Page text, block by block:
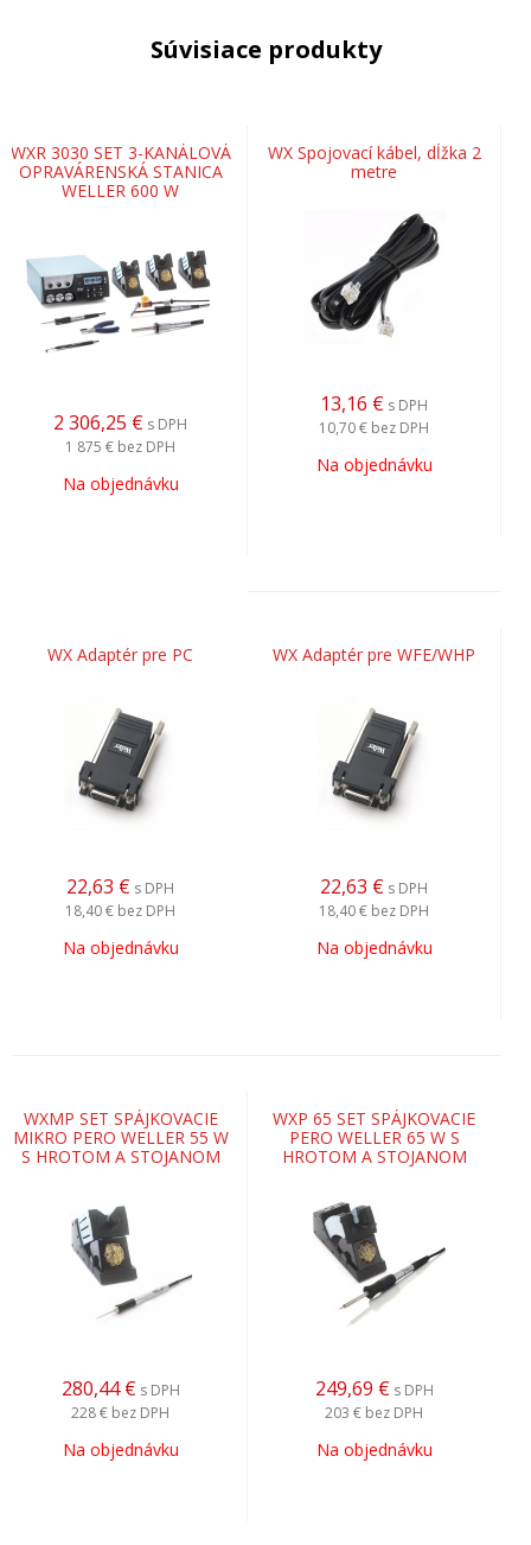
Súvisiace produkty
WXR 3030 SET 3-KANÁLOVÁ
OPRAVÁRENSKÁ STANICA
WELLER 600 W
2 306,25 € s DPH
1 875 € bez DPH
Na objednávku
WX Spojovací kábel, dĺžka 2
metre
13,16 € s DPH
10,70 € bez DPH
Na objednávku
WX Adaptér pre PC
22,63 € s DPH
18,40 € bez DPH
Na objednávku
WX Adaptér pre WFE/WHP
22,63 € s DPH
18,40 € bez DPH
Na objednávku
WXMP SET SPÁJKOVACIE
MIKRO PERO WELLER 55 W
S HROTOM A STOJANOM
280,44 € s DPH
228 € bez DPH
Na objednávku
WXP 65 SET SPÁJKOVACIE
PERO WELLER 65 W S
HROTOM A STOJANOM
249,69 € s DPH
203 € bez DPH
Na objednávku